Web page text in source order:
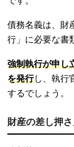
債務名義は、財
行」に必要な書
強制執行が申し
を発行し、執行
するでしょう。
財産の差し押